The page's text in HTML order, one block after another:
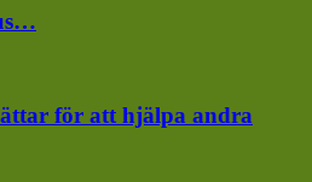
för att hjälpa andra